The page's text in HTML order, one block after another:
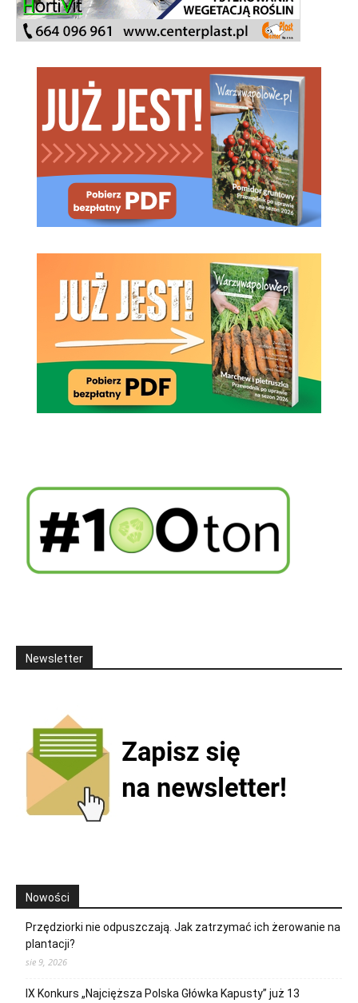
Newsletter
Nowości
Przędziorki nie odpuszczają. Jak zatrzymać ich żerowanie na
plantacji?
sie 9, 2026
IX Konkurs „Najcięższa Polska Główka Kapusty” już 13